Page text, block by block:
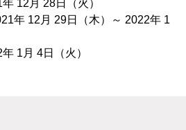
12月 28日（火）
年 12月 29日（木）～ 2022年 1
1月 4日（火）